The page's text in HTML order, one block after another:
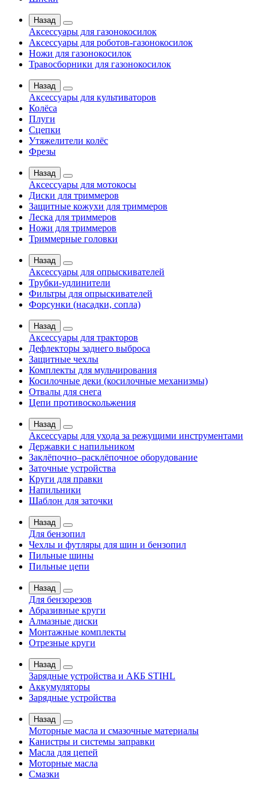
Назад
Аксессуары для газонокосилок
Аксессуары для роботов-газонокосилок
Ножи для газонокосилок
Травосборники для газонокосилок
Назад
Аксессуары для культиваторов
Колёса
Плуги
Сцепки
Утяжелители колёс
Фрезы
Назад
Аксессуары для мотокосы
Диски для триммеров
Защитные кожухи для триммеров
Леска для триммеров
Ножи для триммеров
Триммерные головки
Назад
Аксессуары для опрыскивателей
Трубки-удлинители
Фильтры для опрыскивателей
Форсунки (насадки, сопла)
Назад
Аксессуары для тракторов
Дефлекторы заднего выброса
Защитные чехлы
Комплекты для мульчирования
Косилочные деки (косилочные механизмы)
Отвалы для снега
Цепи противоскольжения
Назад
Аксессуары для ухода за режущими инструментами
Державки с напильником
Заклёпочно–расклёпочное оборудование
Заточные устройства
Круги для правки
Напильники
Шаблон для заточки
Назад
Для бензопил
Чехлы и футляры для шин и бензопил
Пильные шины
Пильные цепи
Назад
Для бензорезов
Абразивные круги
Алмазные диски
Монтажные комплекты
Отрезные круги
Назад
Зарядные устройства и АКБ STIHL
Аккумуляторы
Зарядные устройства
Назад
Моторные масла и смазочные материалы
Канистры и системы заправки
Масла для цепей
Моторные масла
Смазки